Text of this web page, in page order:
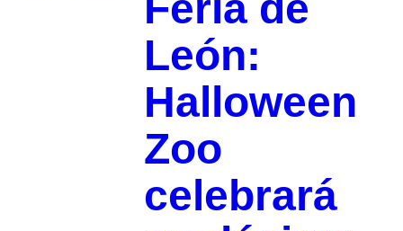
León:
Halloween
Zoo
celebrará